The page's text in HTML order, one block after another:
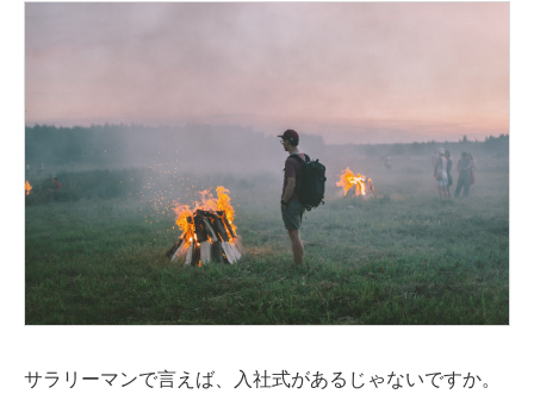
サラリーマンで言えば、入社式があるじゃないですか。